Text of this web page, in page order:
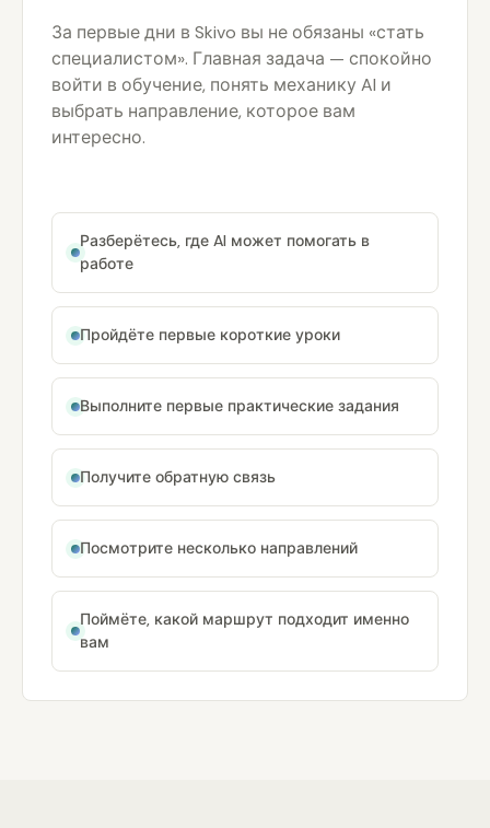
За первые дни в Skivo вы не обязаны «стать
специалистом». Главная задача — спокойно
войти в обучение, понять механику AI и
выбрать направление, которое вам
интересно.
Разберётесь, где AI может помогать в
работе
Пройдёте первые короткие уроки
Выполните первые практические задания
Получите обратную связь
Посмотрите несколько направлений
Поймёте, какой маршрут подходит именно
вам